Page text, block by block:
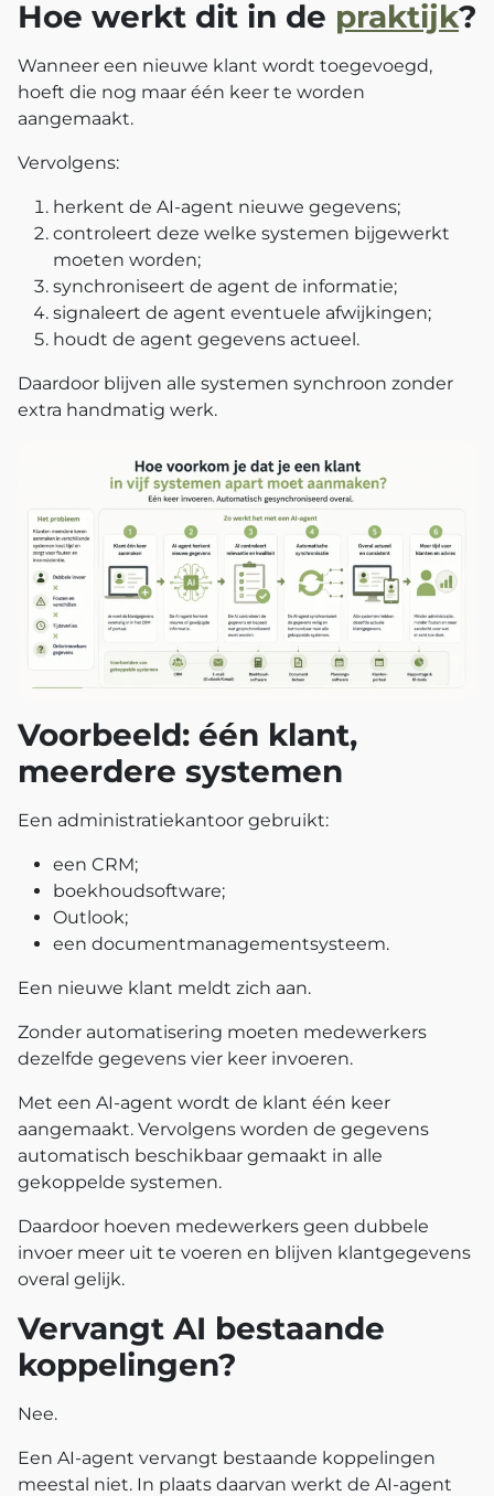
Hoe werkt dit in de praktijk?
Wanneer een nieuwe klant wordt toegevoegd,
hoeft die nog maar één keer te worden
aangemaakt.
Vervolgens:
herkent de AI-agent nieuwe gegevens;
controleert deze welke systemen bijgewerkt
moeten worden;
synchroniseert de agent de informatie;
signaleert de agent eventuele afwijkingen;
houdt de agent gegevens actueel.
Daardoor blijven alle systemen synchroon zonder
extra handmatig werk.
Voorbeeld: één klant,
meerdere systemen
Een administratiekantoor gebruikt:
een CRM;
boekhoudsoftware;
Outlook;
een documentmanagementsysteem.
Een nieuwe klant meldt zich aan.
Zonder automatisering moeten medewerkers
dezelfde gegevens vier keer invoeren.
Met een AI-agent wordt de klant één keer
aangemaakt. Vervolgens worden de gegevens
automatisch beschikbaar gemaakt in alle
gekoppelde systemen.
Daardoor hoeven medewerkers geen dubbele
invoer meer uit te voeren en blijven klantgegevens
overal gelijk.
Vervangt AI bestaande
koppelingen?
Nee.
Een AI-agent vervangt bestaande koppelingen
meestal niet. In plaats daarvan werkt de AI-agent